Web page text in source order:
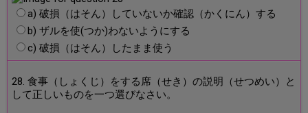
a) 破損（はそん）していないか確認（かくにん）する
b) ザルを使(つか)わないようにする
c) 破損（はそん）したまま使う
28. 食事（しょくじ）をする席（せき）の説明（せつめい）と
して正しいものを一つ選びなさい。